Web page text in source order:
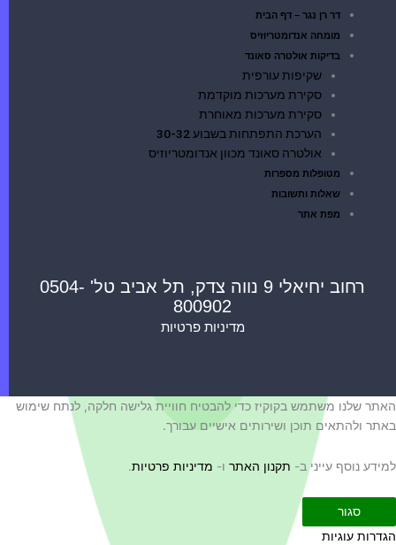
דר רן נגר – דף הבית
מומחה אנדומטריוזיס
בדיקות אולטרה סאונד
שקיפות עורפית
סקירת מערכות מוקדמת
סקירת מערכות מאוחרת
הערכת התפתחות בשבוע 30-32
אולטרה סאונד מכוון אנדומטריוזיס
מטופלות מספרות
שאלות ותשובות
מפת אתר
רחוב יחיאלי 9 נווה צדק, תל אביב טל' 0504-
800902
מדיניות פרטיות
האתר שלנו משתמש בקוקיז כדי להבטיח חוויית גלישה חלקה, לנתח שימוש
באתר ולהתאים תוכן ושירותים אישיים עבורך.
למידע נוסף עייני ב- תקנון האתר ו- מדיניות פרטיות.
סגור
הגדרות עוגיות